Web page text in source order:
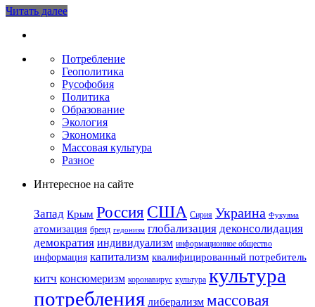
Читать далее
Потребление
Геополитика
Русофобия
Политика
Образование
Экология
Экономика
Массовая культура
Разное
Интересное на сайте
Запад Крым Россия США Сирия Украина Фукуяма
атомизация бренд гедонизм глобализация деконсолидация
демократия индивидуализм информационное общество
информация капитализм квалифицированный потребитель
китч консюмеризм коронавирус культура культура
потребления либерализм массовая